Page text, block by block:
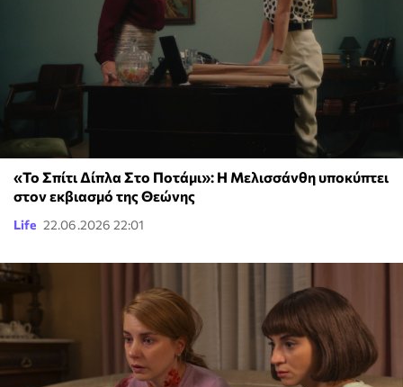
«Το Σπίτι Δίπλα Στο Ποτάμι»: Η Μελισσάνθη υποκύπτει
στον εκβιασμό της Θεώνης
Life 22.06.2026 22:01